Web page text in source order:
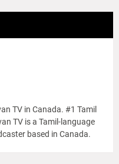
TV in Canada. #1 Tamil
TV is a Tamil-language
based in Canada.